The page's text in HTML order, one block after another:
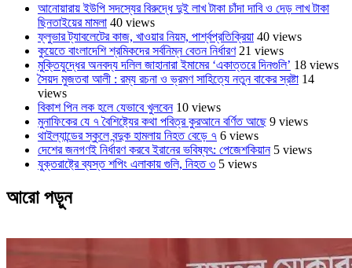
আনোয়ারায় ইউপি সদস্যের বিরুদ্ধে দুই লাখ টাকা চাঁদা দাবি ও দেড় লাখ টাকা
ছিনতাইয়ের মামলা 40 views
ফ্লুভার ট্যাবলেটের কাজ, খাওয়ার নিয়ম, পার্শ্বপ্রতিক্রিয়া 40 views
কুয়েতে বাংলাদেশি শ্রমিকদের সর্বনিম্ন বেতন নির্ধারণ 21 views
মুক্তিযুদ্ধের অনবদ্য দলিল জাহানারা ইমামের ‘একাত্তরে দিনগুলি’ 18 views
সৈয়দ মুজতবা আলী : রম্য রচনা ও ভ্রমণ সাহিত্যে নতুন বাকের স্রষ্টা 14
views
বিকাশ পিন লক হলে যেভাবে খুলবেন 10 views
মুনাফিকের যে ৭ বৈশিষ্ট্যের কথা পবিত্র কুরআনে বর্ণিত আছে 9 views
থাইল্যান্ডের স্কুলে বন্দুক হামলায় নিহত বেড়ে ৭ 6 views
দেশের জনগণই নির্ধারণ করবে ইরানের ভবিষ্যৎ: পেজেশকিয়ান 5 views
যুক্তরাষ্ট্রে ব্যস্ত শপিং এলাকায় গুলি, নিহত ৩ 5 views
আরো পড়ুন